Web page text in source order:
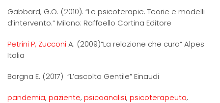
Gabbard, G.O. (2010). “Le psicoterapie. Teorie e modelli
d’intervento.” Milano: Raffaello Cortina Editore
Petrini P, Zucconi A. (2009)”La relazione che cura” Alpes
Italia
Borgna E. (2017) “L’ascolto Gentile” Einaudi
pandemia, paziente, psicoanalisi, psicoterapeuta,